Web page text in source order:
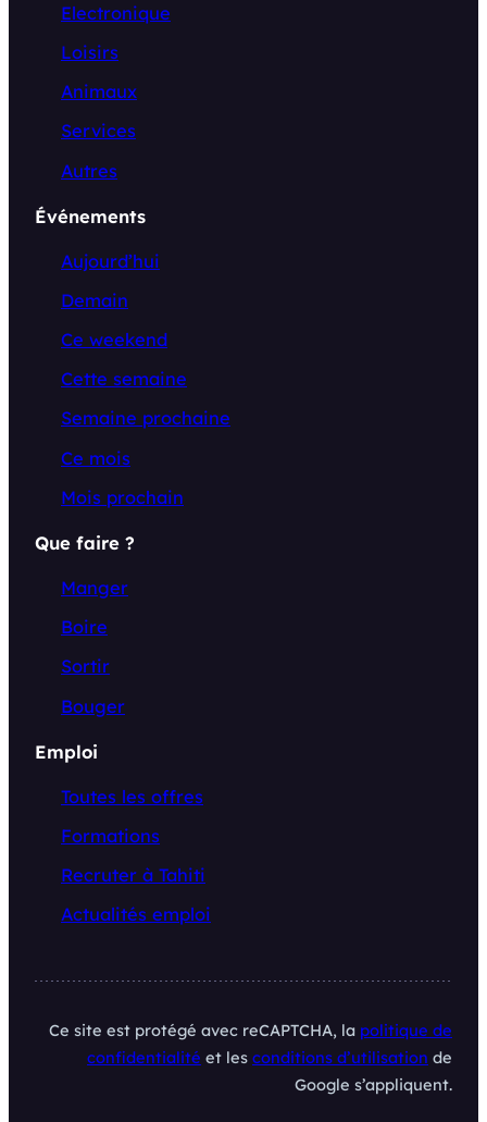
Electronique
Loisirs
Animaux
Services
Autres
Événements
Aujourd’hui
Demain
Ce weekend
Cette semaine
Semaine prochaine
Ce mois
Mois prochain
Que faire ?
Manger
Boire
Sortir
Bouger
Emploi
Toutes les offres
Formations
Recruter à Tahiti
Actualités emploi
Ce site est protégé avec reCAPTCHA, la politique de
confidentialité et les conditions d’utilisation de
Google s’appliquent.